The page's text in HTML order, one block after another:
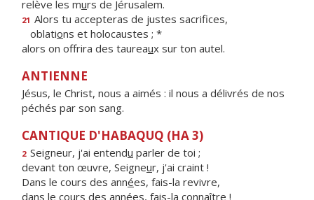
relève les murs de Jérusalem.
21 Alors tu accepteras de justes sacrifices,
oblations et holocaustes ; *
alors on offrira des taureaux sur ton autel.
ANTIENNE
Jésus, le Christ, nous a aimés : il nous a délivrés de nos
péchés par son sang.
CANTIQUE D'HABAQUQ (HA 3)
2 Seigneur, j'ai entendu parler de toi ;
devant ton œuvre, Seigneur, j'ai craint !
Dans le cours des années, fais-la revivre,
dans le cours des années, fais-la connaître !